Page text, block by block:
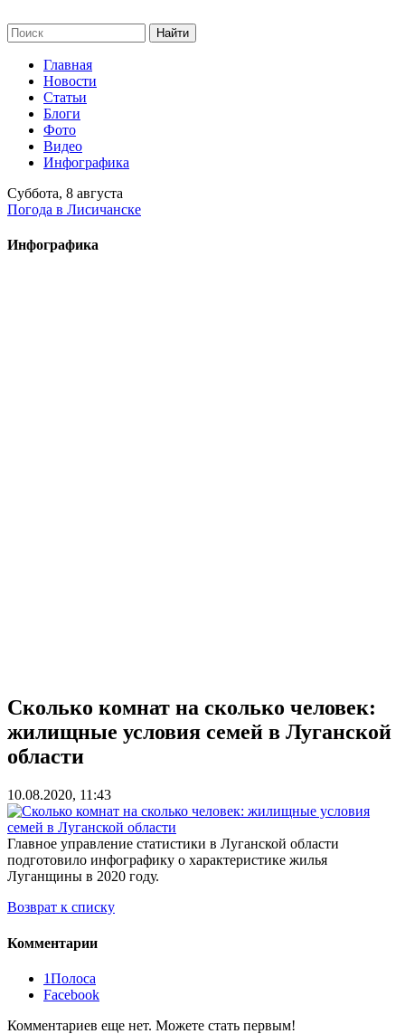
Главная
Новости
Статьи
Блоги
Фото
Видео
Инфографика
Суббота, 8 августа
Погода в Лисичанске
Инфографика
Сколько комнат на сколько человек:
жилищные условия семей в Луганской
области
10.08.2020, 11:43
Главное управление статистики в Луганской области
подготовило инфографику о характеристике жилья
Луганщины в 2020 году.
Возврат к списку
Комментарии
1Полоса
Facebook
Комментариев еще нет. Можете стать первым!